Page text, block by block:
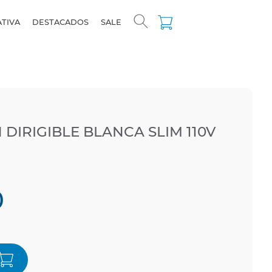
DESTACADOS SALE
BLANCA SLIM 110V